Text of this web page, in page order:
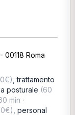
00118 Roma
,trattamento
posturale (60
min ·
personal